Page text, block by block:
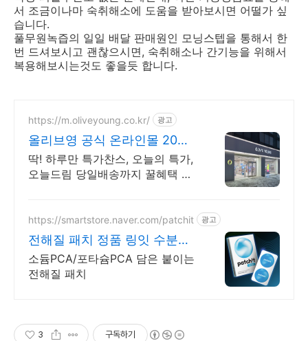
서 조금이나마 숙취해소에 도움을 받아보시면 어떨가 싶
습니다.
풀무원녹즙의 일일 배달 판매원인 모닝스텝을 통해서 한
번 드셔보시고 괜찮으시면, 숙취해소나 간기능을 위해서
복용해보시는것도 좋을듯 합니다.
https://m.oliveyoung.co.kr/ 광고
올리브영 공식 온라인몰 20시
이전 주문은 오늘드림
딱! 하루만 특가찬스, 오늘의 특가,
오늘드림 당일배송까지 꿀혜택 놓
https://smartstore.naver.com/patchit 광고
전해질 패치 정품 링잇 수분과
전해질 챙기는 패치
소듐PCA/포타슘PCA 담은 붙이는
전해질 패치
3 구독하기